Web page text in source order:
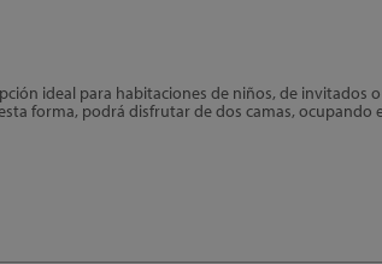
ideal para habitaciones de niños, de invitados
forma, podrá disfrutar de dos camas, ocupando